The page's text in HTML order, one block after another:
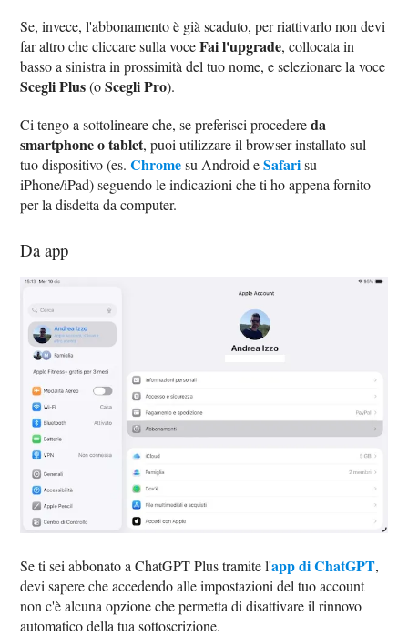
Se, invece, l'abbonamento è già scaduto, per riattivarlo non devi
far altro che cliccare sulla voceFai l'upgrade, collocata in
basso a sinistra in prossimità del tuo nome, e selezionare la voce
Scegli Plus(oScegli Pro).
Ci tengo a sottolineare che, se preferisci procedereda
smartphone o tablet, puoi utilizzare il browser installato sul
tuo dispositivo (es.Chromesu Android eSafarisu
iPhone/iPad) seguendo le indicazioni che ti ho appena fornito
per la disdetta da computer.
Da app
Se ti sei abbonato a ChatGPT Plus tramite l'app di ChatGPT,
devi sapere che accedendo alle impostazioni del tuo account
non c'è alcuna opzione che permetta di disattivare il rinnovo
automatico della tua sottoscrizione.